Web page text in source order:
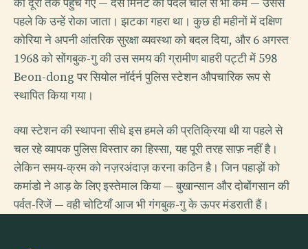
पहले कि उन्हें रोका जाता। झटका गहरा था। कुछ ही महीनों में दक्षिण
कोरिया ने अपनी आंतरिक सुरक्षा व्यवस्था को बदल दिया, और 6 अगस्त
1968 को सोंगबुक-गु की उस समय की ग्रामीण बाहरी पट्टी में 598
Beon-dong पर सियोल नॉर्दर्न पुलिस स्टेशन औपचारिक रूप से
स्थापित किया गया।
क्या स्टेशन की स्थापना सीधे इस हमले की प्रतिक्रिया थी या पहले से
चल रहे व्यापक पुलिस विस्तार का हिस्सा, यह पूरी तरह साफ़ नहीं है।
लेकिन समय-क्रम को नज़रअंदाज़ करना कठिन है। जिन पहाड़ों को
कमांडो ने आड़ के लिए इस्तेमाल किया — बुखान्सान और दोबोंगसान की
पर्वत-रिजें — वही चोटियाँ आज भी गंगबुक-गु के ऊपर मंडराती हैं।